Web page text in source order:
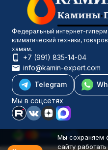
Федеральный интернет-
климатический техники,
хамам.
+7 (991) 835-14-04
info@kamin-expert.com
Telegram
Мы в соцсетях
Каталог товаров
Мы сохраняем
сайту